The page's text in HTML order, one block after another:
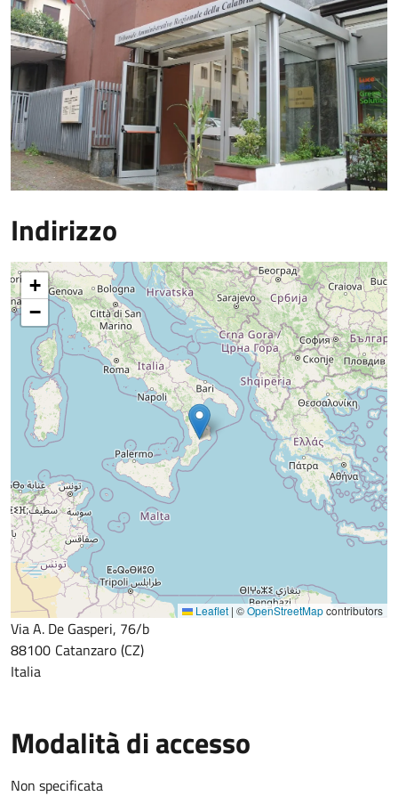
Indirizzo
+
−
Leaflet | ©OpenStreetMapcontributors
Via A. De Gasperi, 76/b
88100 Catanzaro CZ
Italia
Modalità di accesso
Non specificata